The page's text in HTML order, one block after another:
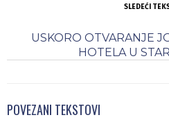
SLEDEĆI
USKORO OTVARANJE
HOTELA U
POVEZANI TEKSTOVI